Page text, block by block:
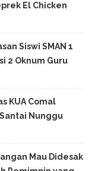
El Chicken
Siswi SMAN 1
2 Oknum Guru
KUA Comal
Nunggu
Mau Didesak